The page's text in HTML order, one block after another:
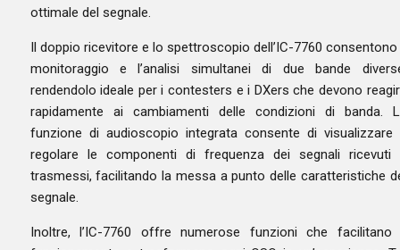
ottimale del segnale.
Il doppio ricevitore e lo spettroscopio dell’IC-7760 consentono
monitoraggio e l’analisi simultanei di due bande
rendendolo ideale per i contesters e i DXers che devono
rapidamente ai cambiamenti delle condizioni di banda.
funzione di audioscopio integrata consente di visualizzare
regolare le componenti di frequenza dei segnali ricevuti
trasmessi, facilitando la messa a punto delle caratteristiche
segnale.
Inoltre, l’IC-7760 offre numerose funzioni che facilitano